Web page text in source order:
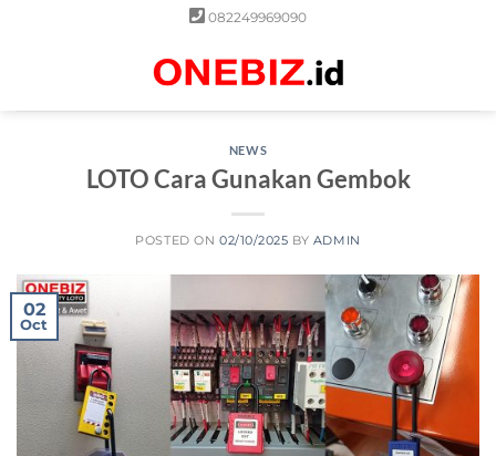
082249969090
NEWS
LOTO Cara Gunakan Gembok
POSTED ON 02/10/2025 BY ADMIN
02
Oct